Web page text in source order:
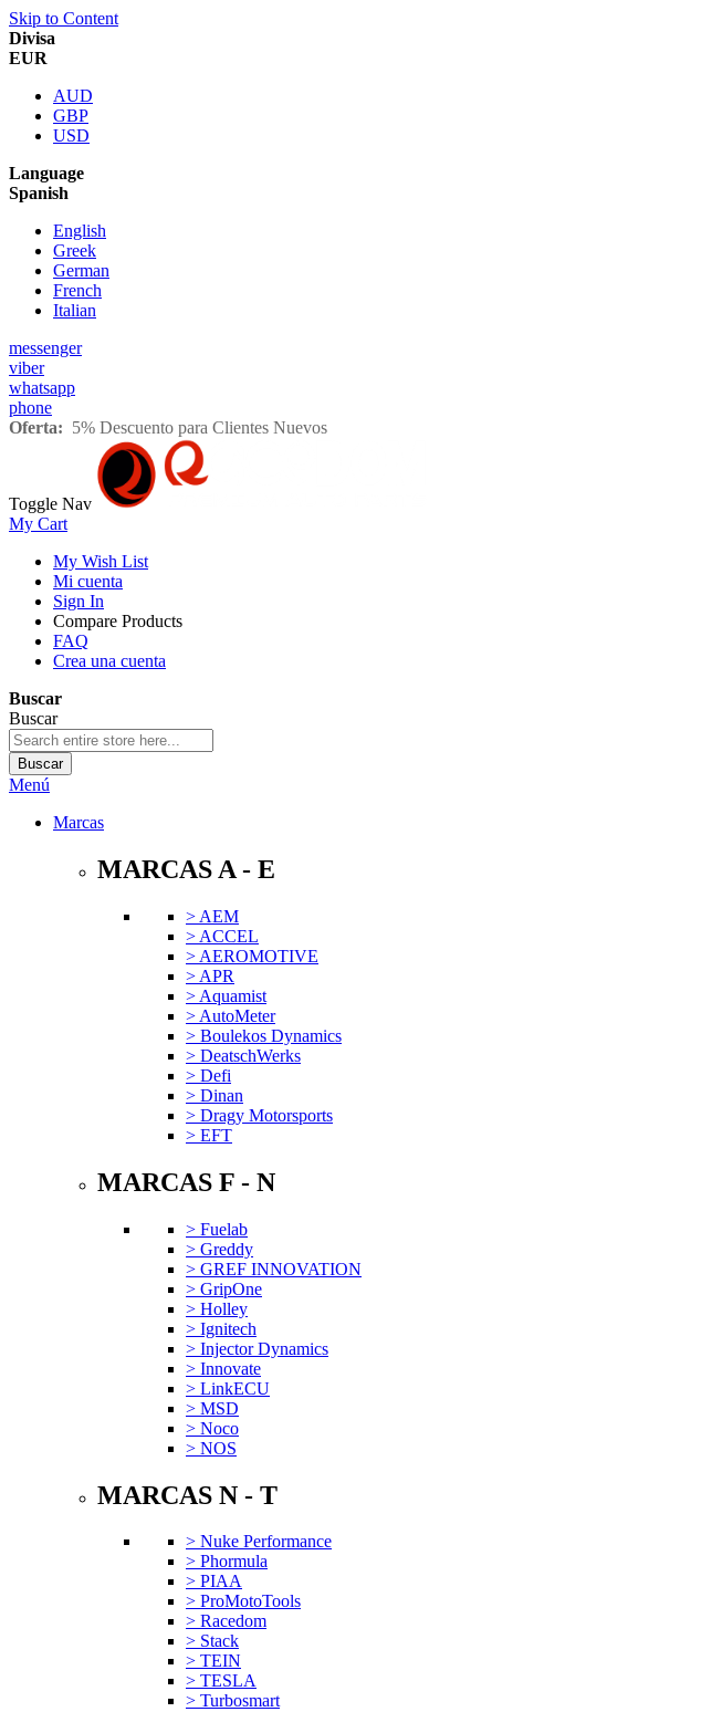
Skip to Content
Divisa
EUR
AUD
GBP
USD
Language
Spanish
English
Greek
German
French
Italian
messenger
viber
whatsapp
phone
Oferta: 5% Descuento para Clientes Nuevos
Toggle Nav
My Cart
My Wish List
Mi cuenta
Sign In
Compare Products
FAQ
Crea una cuenta
Buscar
Buscar
Buscar
Menú
Marcas
MARCAS A - E
> AEM
> ACCEL
> AEROMOTIVE
> APR
> Aquamist
> AutoMeter
> Boulekos Dynamics
> DeatschWerks
> Defi
> Dinan
> Dragy Motorsports
> EFT
MARCAS F - N
> Fuelab
> Greddy
> GREF INNOVATION
> GripOne
> Holley
> Ignitech
> Injector Dynamics
> Innovate
> LinkECU
> MSD
> Noco
> NOS
MARCAS N - T
> Nuke Performance
> Phormula
> PIAA
> ProMotoTools
> Racedom
> Stack
> TEIN
> TESLA
> Turbosmart